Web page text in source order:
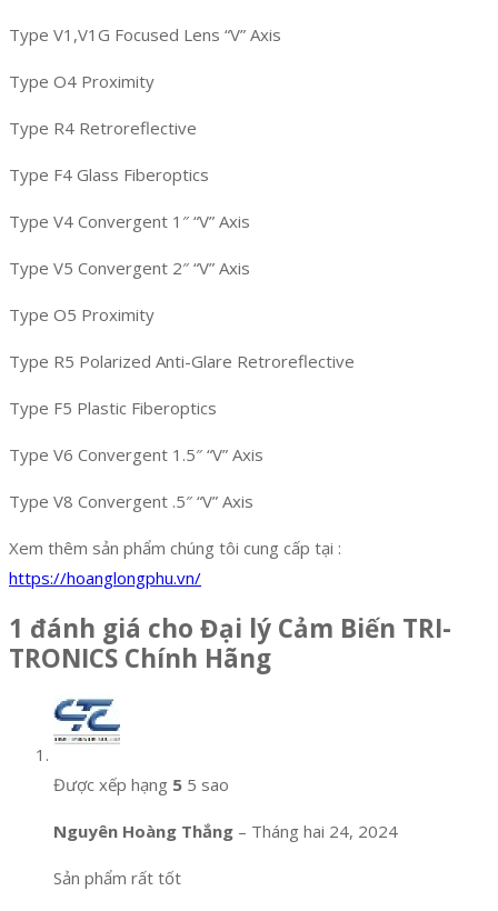
Type V1,V1G Focused Lens “V” Axis
Type O4 Proximity
Type R4 Retroreflective
Type F4 Glass Fiberoptics
Type V4 Convergent 1″ “V” Axis
Type V5 Convergent 2″ “V” Axis
Type O5 Proximity
Type R5 Polarized Anti-Glare Retroreflective
Type F5 Plastic Fiberoptics
Type V6 Convergent 1.5″ “V” Axis
Type V8 Convergent .5″ “V” Axis
Xem thêm sản phẩm chúng tôi cung cấp tại :
https://hoanglongphu.vn/
1 đánh giá cho Đại lý Cảm Biến TRI-
TRONICS Chính Hãng
Được xếp hạng 5 5 sao
Nguyên Hoàng Thắng – Tháng hai 24, 2024
Sản phẩm rất tốt